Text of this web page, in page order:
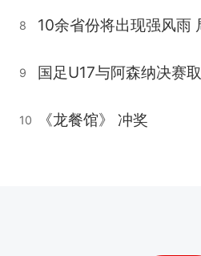
8
9
10 《龙餐馆》 冲奖